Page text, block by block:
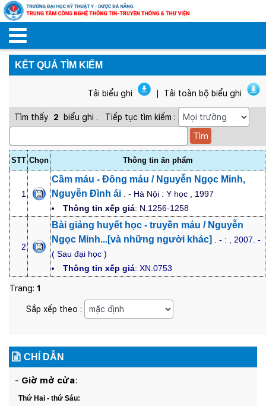
KẾT QUẢ TÌM KIẾM
Tải biểu ghi Tải toàn bộ biểu ghi
Tìm thấy 2 biểu ghi . Tiếp tục tìm kiếm :
STT Chọn Thông tin ấn phẩm
1
Cầm máu - Đông máu / Nguyễn Ngọc Minh,
Nguyễn Đình ái . - Hà Nội : Y học , 1997
Thông tin xếp giá: N.1256-1258
2
Bài giảng huyết học - truyền máu / Nguyễn
Ngọc Minh...[và những người khác]
. - : , 2007. -
( Sau đại học )
Thông tin xếp giá: XN.0753
Trang: 1
Sắp xếp theo :
CHỈ DẪN
- Giờ mở cửa:
Thứ Hai - thứ Sáu: